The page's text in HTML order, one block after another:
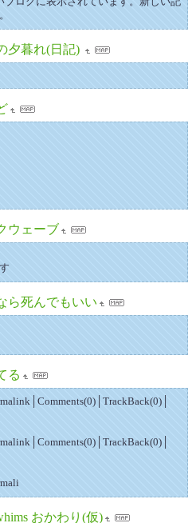
夕暮れ(日記)
ウェーブ
ら死んでもいい
る
おかわり(仮)